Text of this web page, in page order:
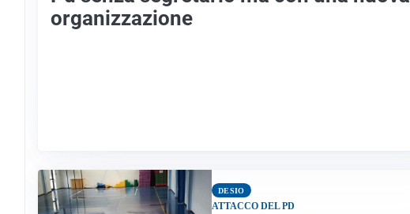
organizzazione
DESIO
ATTACCO DEL PD